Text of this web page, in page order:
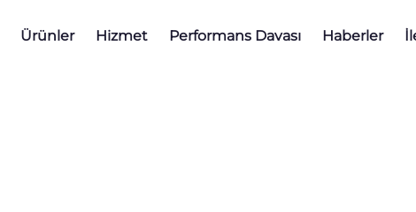
Ürünler Hizmet Performans Davası Haberler